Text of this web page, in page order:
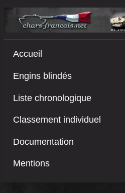
Accueil
Engins blindés
Liste chronologique
Classement individuel
Documentation
Mentions